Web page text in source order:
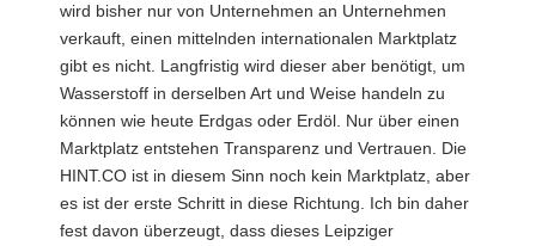
wird bisher nur von Unternehmen an Unternehmen
verkauft, einen mittelnden internationalen Marktplatz
gibt es nicht. Langfristig wird dieser aber benötigt, um
Wasserstoff in derselben Art und Weise handeln zu
können wie heute Erdgas oder Erdöl. Nur über einen
Marktplatz entstehen Transparenz und Vertrauen. Die
HINT.CO ist in diesem Sinn noch kein Marktplatz, aber
es ist der erste Schritt in diese Richtung. Ich bin daher
fest davon überzeugt, dass dieses Leipziger